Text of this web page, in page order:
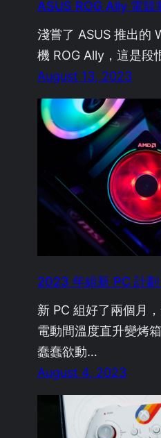
ASUS ROG Ally 電競
淺嘗了 ASUS 推出的
機 ROG Ally，這是段
August 13, 2023
2023 年組新 PC 計劃
新 PC 組好了兩個月
電動間溫度直升變烤
蠢蠢欲動…
August 4, 2023